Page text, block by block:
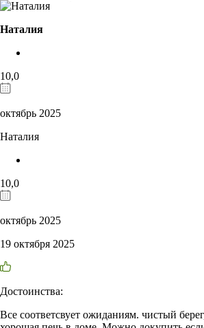
Наталия
10,0
октябрь 2025
Наталия
10,0
октябрь 2025
19 октября 2025
Достоинства:
Все соответсвует ожиданиям. чистый